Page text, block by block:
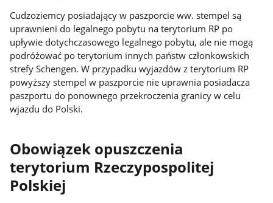
Cudzoziemcy posiadający w paszporcie ww. stempel są
uprawnieni do legalnego pobytu na terytorium RP po
upływie dotychczasowego legalnego pobytu, ale nie mogą
podróżować po terytorium innych państw członkowskich
strefy Schengen. W przypadku wyjazdów z terytorium RP
powyższy stempel w paszporcie nie uprawnia posiadacza
paszportu do ponownego przekroczenia granicy w celu
wjazdu do Polski.
Obowiązek opuszczenia
terytorium Rzeczypospolitej
Polskiej